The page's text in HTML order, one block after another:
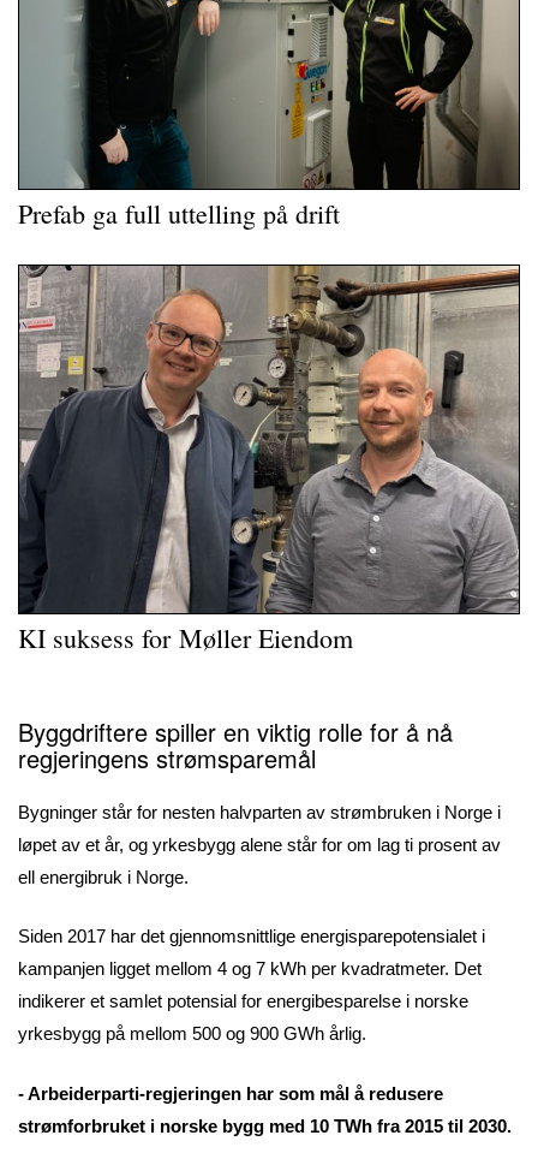
Prefab ga full uttelling på drift
KI suksess for Møller Eiendom
Byggdriftere spiller en viktig rolle for å nå
regjeringens strømsparemål
Bygninger står for nesten halvparten av strømbruken i Norge i
løpet av et år, og yrkesbygg alene står for om lag ti prosent av
ell energibruk i Norge.
Siden 2017 har det gjennomsnittlige energisparepotensialet i
kampanjen ligget mellom 4 og 7 kWh per kvadratmeter. Det
indikerer et samlet potensial for energibesparelse i norske
yrkesbygg på mellom 500 og 900 GWh årlig.
- Arbeiderparti-regjeringen har som mål å redusere
strømforbruket i norske bygg med 10 TWh fra 2015 til 2030.